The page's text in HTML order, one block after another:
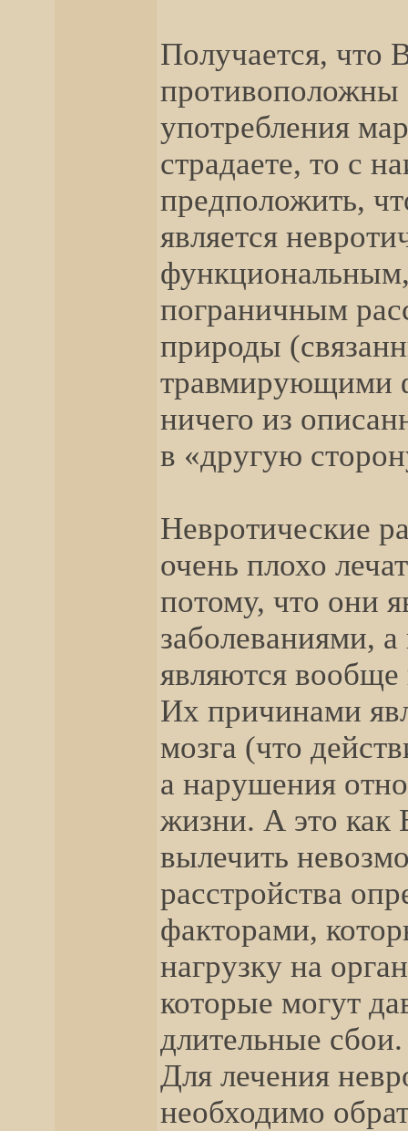
Получается, что
противоположны
употребления
страдаете, то с
предположить,
является
пограничным
природы
травмирующими
ничего из
в «другую
Невротические
очень плохо
потому, что они
заболеваниями,
являются
Их причинами
мозга (что
а нарушения
жизни. А это как
вылечить
расстройства
факторами,
нагрузку на
которые могут
длительные сбои.
Для лечения
необходимо